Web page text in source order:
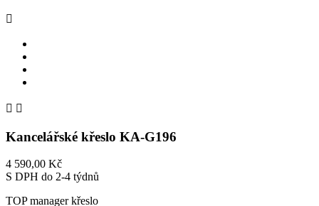

 
Kancelářské křeslo KA-G196
4 590,00 Kč
S DPH do 2-4 týdnů
TOP manager křeslo